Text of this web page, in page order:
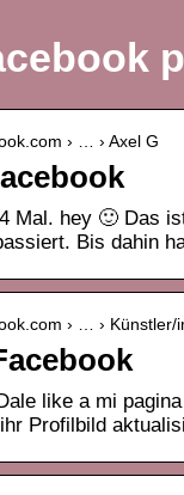
› … › Axel G
Mal. hey 🙂 Das
Bis dahin
› … › Künstler/
like a mi
Profilbild